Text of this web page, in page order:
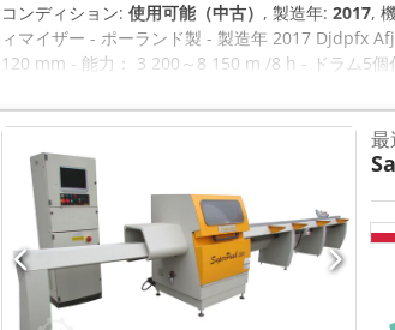
コンディション: 使用可能（中古） , 製造年: 2017,
ィマイザー - ポーランド製 - 製造年 2017 Djdpfx
120 mm - 能力： 3 200～8 150 m /8 h - ドラム5
ィスプレイ付き電子制御装置 - 機能 - 2つの品質ク
ムの作成 - 蛍光クレヨンによるその場カット、 -
アイテムを一度に裁断） - メーター、トータル、
5.5 KWモーター（Ø500～140zソー） - 幅 12 -
mm 最大 h/w ( 120 / 130 mm) - マットの長さ 最
動化 傾斜コンベアと選別テーブルの接続
最